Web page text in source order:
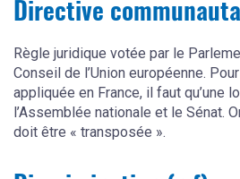
Directive
Règle juridique votée par le
Conseil de l’Union européenne.
appliquée en France, il faut qu’une
l’Assemblée nationale et le Sénat.
doit être « transposée ».